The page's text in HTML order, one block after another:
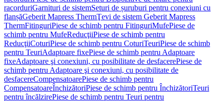
racorduriGarnituri de sistemSeturi de șuruburi pentru conexiuni cu
flanșăGeberit Mapress ThermŢevi de sistem Geberit Mapress
ThermFitinguriPiese de schimb pentru FitinguriMufePiese de
schimb pentru MufeReducţiiPiese de schimb pentru
ReducţiiCoturiPiese de schimb pentru CoturiTeuriPiese de schimb
pentru TeuriAdaptoare fixePiese de schimb pentru Adaptoare
fixeAdaptoare şi conexiuni, cu posibilitate de desfacerePiese de
schimb pentru Adaptoare şi conexiuni, cu posibilitate de
desfacereCompensatoarePiese de schimb pentru
CompensatoareÎnchizătoriPiese de schimb pentru ÎnchizătoriTeuri
pentru încălzirePiese de schimb pentru Teuri pentru